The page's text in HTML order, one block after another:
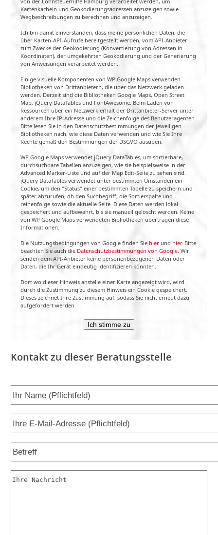
Kartenkacheln und Geokodierungsadressen anzuzeigen sowie
Wegbeschreibungen zu berechnen und anzuzeigen.
Ich bin damit einverstanden, dass meine persönlichen Daten, die
über Karten-API-Aufrufe bereitgestellt werden, vom API-Anbieter
zum Zwecke der Geokodierung (Konvertierung von Adressen in
Koordinaten), der umgekehrten Geokodierung und der Generierung
von Anweisungen verarbeitet werden.
Einige visuelle Komponenten von WP Google Maps verwenden
Bibliotheken von Drittanbietern, die über das Netzwerk geladen
werden. Derzeit sind die Bibliotheken Google Maps, Open Street
Map, jQuery DataTables und FontAwesome. Beim Laden von
Ressourcen über ein Netzwerk erhält der Drittanbieter-Server unter
anderem Ihre IP-Adresse und die Zeichenfolge des Benutzeragenten.
Bitte lesen Sie in den Datenschutzbestimmungen der jeweiligen
Bibliotheken nach, wie diese Daten verwenden und wie Sie Ihre
Rechte gemäß den Bestimmungen der DSGVO ausüben.
WP Google Maps verwendet jQuery DataTables, um sortierbare,
durchsuchbare Tabellen anzuzeigen, wie sie beispielsweise in der
Advanced Marker-Liste und auf der Map Edit-Seite zu sehen sind.
jQuery DataTables verwendet unter bestimmten Umständen ein
Cookie, um den "Status" einer bestimmten Tabelle zu speichern und
später abzurufen, dh den Suchbegriff, die Sortierspalte und -
reihenfolge sowie die aktuelle Seite. Diese Daten werden lokal
gespeichert und aufbewahrt, bis sie manuell gelöscht werden. Keine
von WP Google Maps verwendeten Bibliotheken übertragen diese
Informationen.
Die Nutzungsbedingungen von Google finden Sie hier und hier. Bitte
beachten Sie auch die Datenschutzbestimmungen von Google. Wir
senden dem API-Anbieter keine personenbezogenen Daten oder
Daten, die Ihr Gerät eindeutig identifizieren könnten.
Dort wo dieser Hinweis anstelle einer Karte angezeigt wird, wird
durch die Zustimmung zu diesem Hinweis ein Cookie gespeichert.
Dieses zeichnet Ihre Zustimmung auf, sodass Sie nicht erneut dazu
aufgefordert werden.
Ich stimme zu
Kontakt zu dieser Beratungsstelle